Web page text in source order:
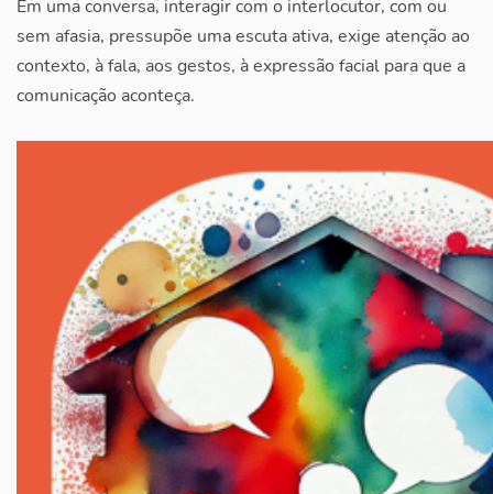
Em uma conversa, interagir com o interlocutor, com ou
sem afasia, pressupõe uma escuta ativa, exige atenção ao
contexto, à fala, aos gestos, à expressão facial para que a
comunicação aconteça.